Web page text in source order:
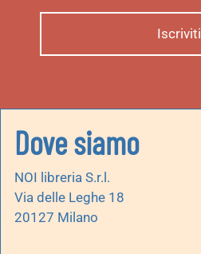
Dove siamo
NOI libreria S.r.l.
Via delle Leghe 18
20127 Milano